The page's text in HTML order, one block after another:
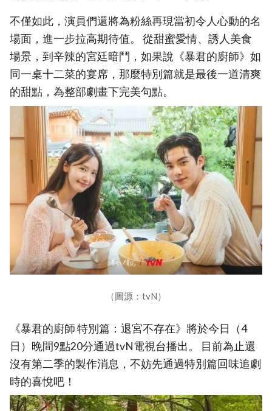
不僅如此，演員們還將為粉絲再現當初令人心動的名
場面，進一步拉高期待值。 從甜蜜愛情、誘人美食
場景，到辛辣的宮廷暗鬥，如果說《暴君的廚師》如
同一桌十二菜的宴席，那麼特別篇就是最後一道清爽
的甜點，為整部劇畫下完美句點。
（圖源：tvN）
《暴君的廚師 特別篇：退宮不存在》將於今日（4
日）晚間9點20分通過tvN電視台播出。 目前為止還
沒有第二季的製作消息，不妨先通過特別篇回味追劇
時的喜悅吧！